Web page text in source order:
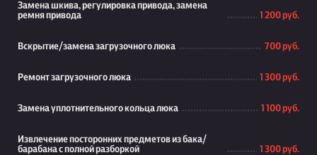
Замена шкива, регулировка привода, замена
ремня привода
1 200 руб.
Вскрытие/замена загрузочного люка 700 руб.
Ремонт загрузочного люка 1 300 руб.
Замена уплотнительного кольца люка 1 100 руб.
Извлечение посторонних предметов из бака/
барабана с полной разборкой
1 300 руб.